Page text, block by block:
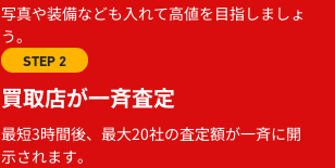
写真や装備なども入れて高値を目指しましょ
う。
STEP 2
買取店が一斉査定
最短3時間後、最大20社の査定額が一斉に開
示されます。